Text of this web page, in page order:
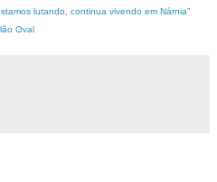
lutando, continua vivendo em Nárnia”
Oval